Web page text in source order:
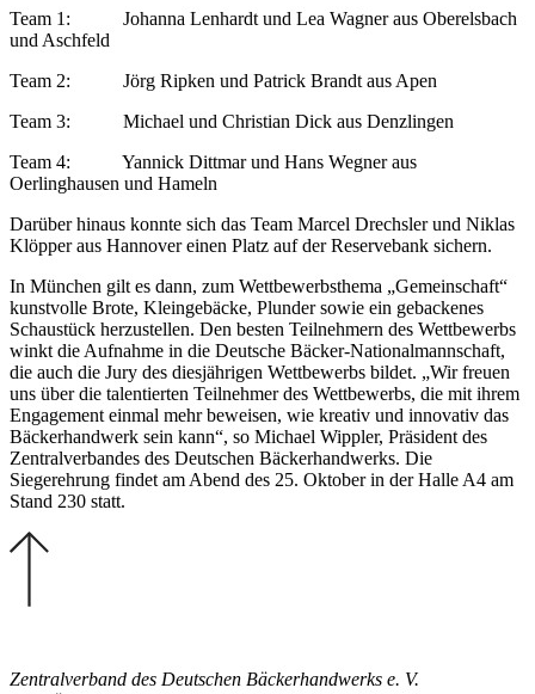
Team 1: Johanna Lenhardt und Lea Wagner aus Oberelsbach
und Aschfeld
Team 2: Jörg Ripken und Patrick Brandt aus Apen
Team 3: Michael und Christian Dick aus Denzlingen
Team 4: Yannick Dittmar und Hans Wegner aus
Oerlinghausen und Hameln
Darüber hinaus konnte sich das Team Marcel Drechsler und Niklas
Klöpper aus Hannover einen Platz auf der Reservebank sichern.
In München gilt es dann, zum Wettbewerbsthema „Gemeinschaft“
kunstvolle Brote, Kleingebäcke, Plunder sowie ein gebackenes
Schaustück herzustellen. Den besten Teilnehmern des Wettbewerbs
winkt die Aufnahme in die Deutsche Bäcker-Nationalmannschaft,
die auch die Jury des diesjährigen Wettbewerbs bildet. „Wir freuen
uns über die talentierten Teilnehmer des Wettbewerbs, die mit ihrem
Engagement einmal mehr beweisen, wie kreativ und innovativ das
Bäckerhandwerk sein kann“, so Michael Wippler, Präsident des
Zentralverbandes des Deutschen Bäckerhandwerks. Die
Siegerehrung findet am Abend des 25. Oktober in der Halle A4 am
Stand 230 statt.
Zentralverband des Deutschen Bäckerhandwerks e. V.